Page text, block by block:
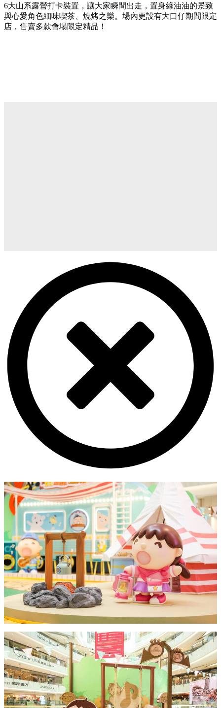
6大山系露營打卡裝置，讓大家瞬間出走，置身綠油油的景致
與心愛角色細味喫茶、燒烤之樂。場內更設有大口仔期間限定
店，售賣多款會場限定精品！